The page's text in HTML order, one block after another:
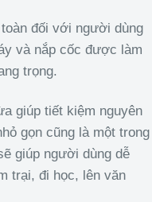
đối với người dùng
và nắp cốc được làm
trọng.
giúp tiết kiệm nguyên
gọn cũng là một trong
giúp người dùng dễ
trại, đi học, lên văn